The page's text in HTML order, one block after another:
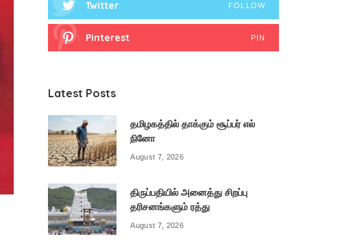
Twitter FOLLOW
Pinterest PIN
Latest Posts
தமிழகத்தில் தாக்கும் சூப்பர் எல்
நினோ
August 7, 2026
திருப்பதியில் அனைத்து சிறப்பு
தரிசனங்களும் ரத்து
August 7, 2026